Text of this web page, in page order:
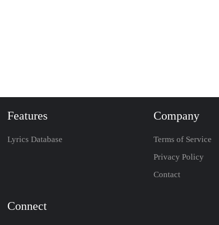
Features
Lyrics Database
Company
Terms of Service
Privacy Policy
Contact
Connect